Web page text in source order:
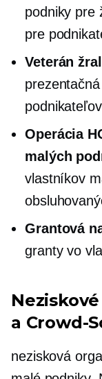
podniky pre
pre
Veterán
Operácia
malých
vlastníkov
Grantová
grantyvo
a Crowd-
nezisková